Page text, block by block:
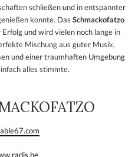
schließen und in entspannter
konnte. Das Schmackofatzo
und wird vielen noch lange in
Mischung aus guter Musik,
und einer traumhaften Umgebung
alles stimmte.